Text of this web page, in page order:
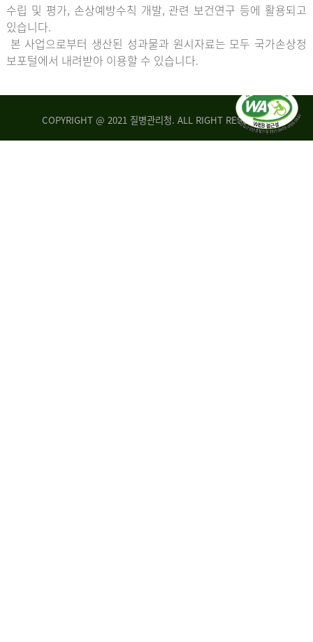
수립 및 평가, 손상예방수칙 개발, 관련 보건연구 등에 활용되고
있습니다.
본 사업으로부터 생산된 성과물과 원시자료는 모두 국가손상정
보포털에서 내려받아 이용할 수 있습니다.
COPYRIGHT @ 2021 질병관리청. ALL RIGHT RESERVED